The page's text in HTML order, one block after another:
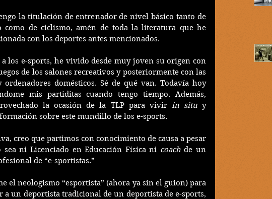
la titulación de entrenador de nivel básico tanto de
como de ciclismo, amén de toda la literatura que he
con los deportes antes mencionados.
los e-sports, he vivido desde muy joven su origen con
de los salones recreativos y posteriormente con las
ordenadores domésticos. Sé de qué van. Todavía hoy
mis partiditas cuando tengo tiempo. Además,
la ocasión de la TLP para vivir in situ y
sobre este mundillo de los e-sports.
creo que partimos con conocimiento de causa a pesar
sea ni Licenciado en Educación Física ni coach de un
de “e-sportistas.”
el neologismo “esportista” (ahora ya sin el guion) para
a un deportista tradicional de un deportista de e-sports,